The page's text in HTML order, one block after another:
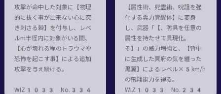
攻撃が命中した対象に【物理
的に抜く事が出来ない心に突
き刺さる棘】を付与し、レベ
ルm半径内に対象がいる間、
【心が壊れる程のトラウマや
恐怖を起こす事】による追加
攻撃を与え続ける。
WIZ1033 No.334
【属性術、死霊術、呪詛を強
化する霊力覚醒体】に変身
し、武器「【、防具を任意の
属性を持たせて具現化。
そ】」の威力増強と、【背中
に生成した冥府の気を纏った
黒翼】によるレベル×5km/h
の飛翔能力を得る。
WIZ1033 No.234